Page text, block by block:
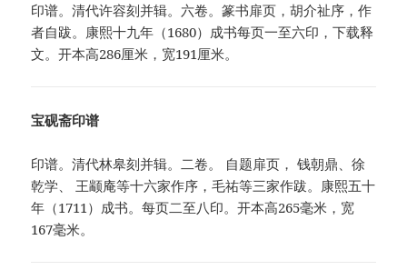
印谱。清代许容刻并辑。六卷。篆书扉页，胡介祉序，作
者自跋。康熙十九年（1680）成书每页一至六印，下载释
文。开本高286厘米，宽191厘米。
宝砚斋印谱
印谱。清代林皋刻并辑。二卷。 自题扉页， 钱朝鼎、徐
乾学、 王颛庵等十六家作序，毛祐等三家作跋。康熙五十
年（1711）成书。每页二至八印。开本高265毫米，宽
167毫米。